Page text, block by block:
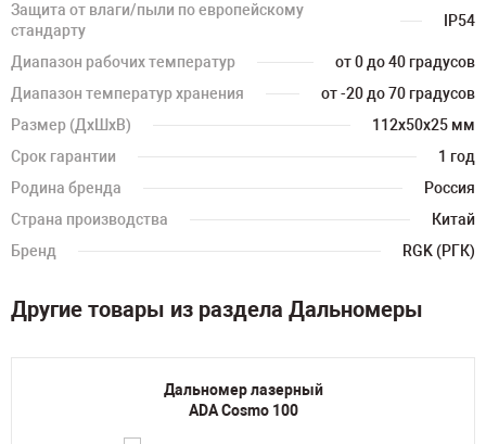
Защита от влаги/пыли по европейскому
стандарту
IP54
Диапазон рабочих температур
от 0 до 40 градусов
Диапазон температур хранения
от -20 до 70 градусов
Размер (ДхШхВ)
112х50х25 мм
Срок гарантии
1 год
Родина бренда
Россия
Страна производства
Китай
Бренд
RGK (РГК)
Другие товары из раздела Дальномеры
Дальномер лазерный
ADA Cosmo 100